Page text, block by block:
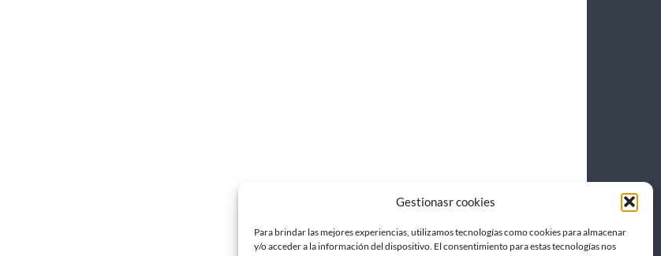
Gestionasr cookies
Para brindar las mejores experiencias, utilizamos tecnologías como cookies para almacenar
y/o acceder a la información del dispositivo. El consentimiento para estas tecnologías nos